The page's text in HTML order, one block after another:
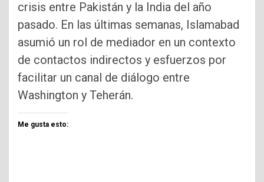
crisis entre Pakistán y la India del año
pasado. En las últimas semanas, Islamabad
asumió un rol de mediador en un contexto
de contactos indirectos y esfuerzos por
facilitar un canal de diálogo entre
Washington y Teherán.
Me gusta esto: